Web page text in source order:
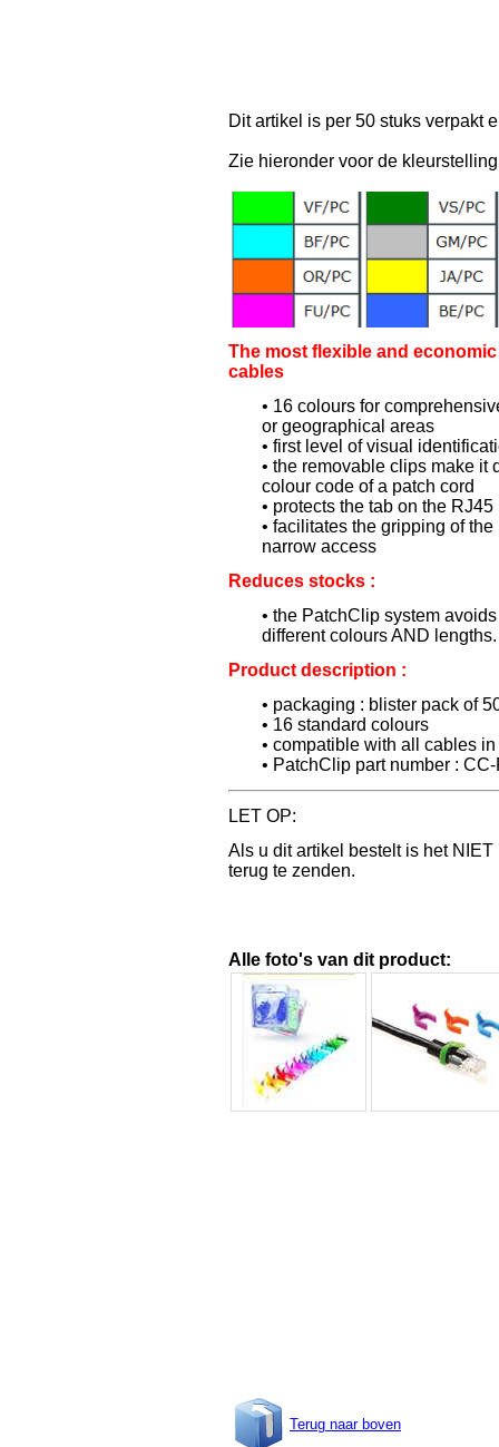
Dit artikel is per 50 stuks verpakt
Zie hieronder voor de
The most flexible and
cables
• 16 colours for
or geographical areas
• first level of visual
• the removable clips make it
colour code of a patch cord
• protects the tab on the RJ45
• facilitates the gripping of
narrow access
Reduces stocks :
• the PatchClip system
different colours AND lengths.
Product description :
• packaging : blister pack of
• 16 standard colours
• compatible with all cables
• PatchClip part number :
LET OP:
Als u dit artikel bestelt is het
terug te zenden.
Alle foto's van dit product:
Terug naar boven